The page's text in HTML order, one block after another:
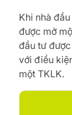
Khi nhà
được mở
đầu tư được
với điều
một TKLK.